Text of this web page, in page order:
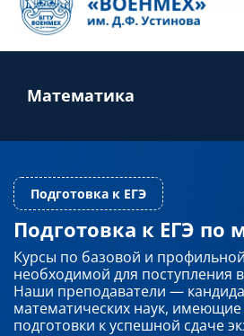
Абитуриентам
Преподавателям
Слушателям
Партнерам
НИОКР
Математика
Подготовка к ЕГЭ
Подготовка к ЕГЭ по
Курсы по базовой и
необходимой для поступления
Наши преподаватели —
математических наук,
подготовки к успешной сдаче